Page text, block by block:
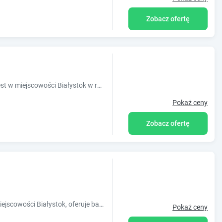
Zobacz ofertę
Obiekt Apartments Gradowa położony jest w miejscowości Białystok w regionie podlaskie i oferuje bezpłatne Wi-Fi, plac zabaw, ogród oraz bezpłat
Pokaż ceny
Zobacz ofertę
Obiekt Leśny Apartament, położony w miejscowości Białystok, oferuje balkon oraz bezpłatne Wi-Fi. Odległość ważnych miejsc od obiektu: Dworze Pokaż ceny